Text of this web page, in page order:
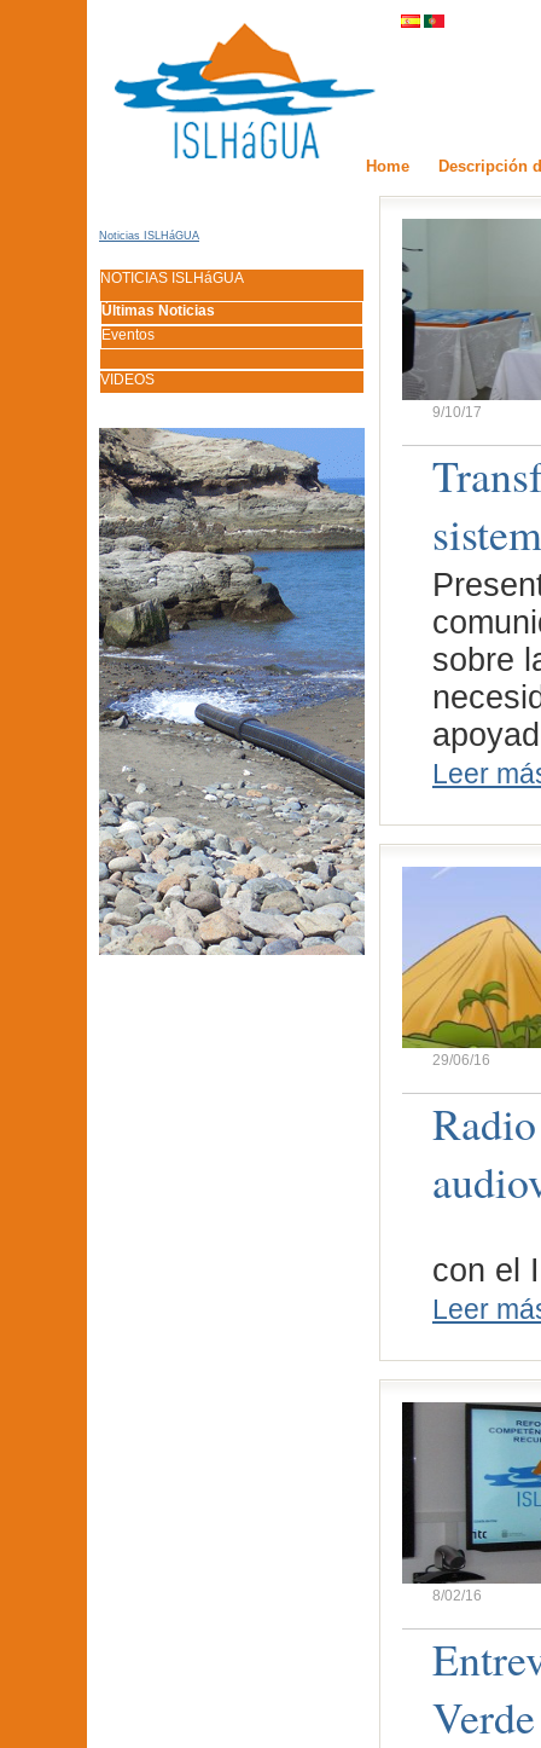
Home Descripción
Noticias ISLHáGUA
NOTICIAS ISLHáGUA
Últimas Noticias
Eventos
VIDEOS
9/10/17
sobre
Leer
29/06/16
con el
Leer
8/02/16